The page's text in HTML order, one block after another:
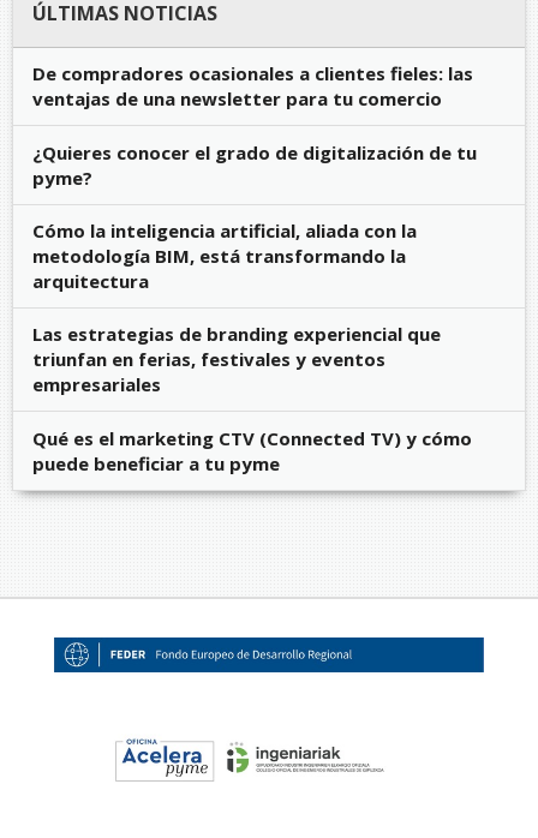
ÚLTIMAS NOTICIAS
De compradores ocasionales a clientes fieles: las
ventajas de una newsletter para tu comercio
¿Quieres conocer el grado de digitalización de tu
pyme?
Cómo la inteligencia artificial, aliada con la
metodología BIM, está transformando la
arquitectura
Las estrategias de branding experiencial que
triunfan en ferias, festivales y eventos
empresariales
Qué es el marketing CTV (Connected TV) y cómo
puede beneficiar a tu pyme